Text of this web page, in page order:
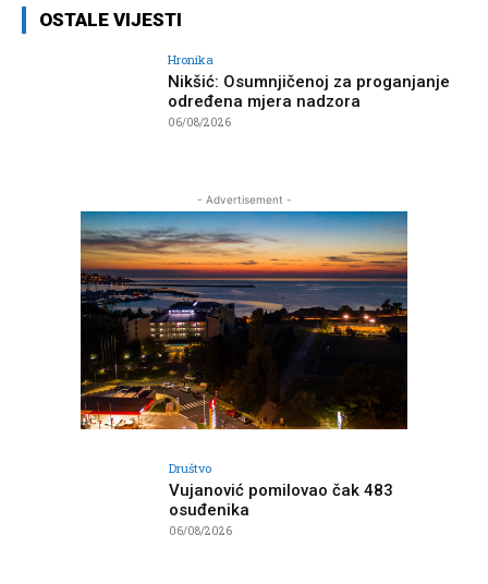
OSTALE VIJESTI
Hronika
Nikšić: Osumnjičenoj za proganjanje
određena mjera nadzora
06/08/2026
- Advertisement -
Društvo
Vujanović pomilovao čak 483
osuđenika
06/08/2026